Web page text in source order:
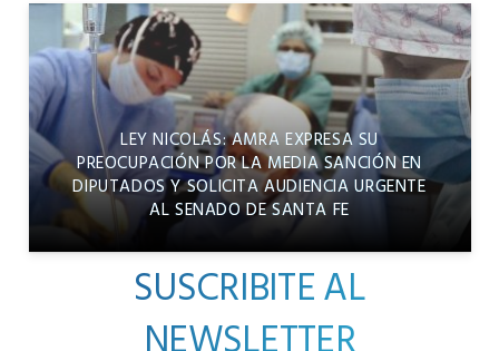
LEY NICOLÁS: AMRA EXPRESA SU
PREOCUPACIÓN POR LA MEDIA SANCIÓN EN
DIPUTADOS Y SOLICITA AUDIENCIA URGENTE
AL SENADO DE SANTA FE
SUSCRIBITE AL